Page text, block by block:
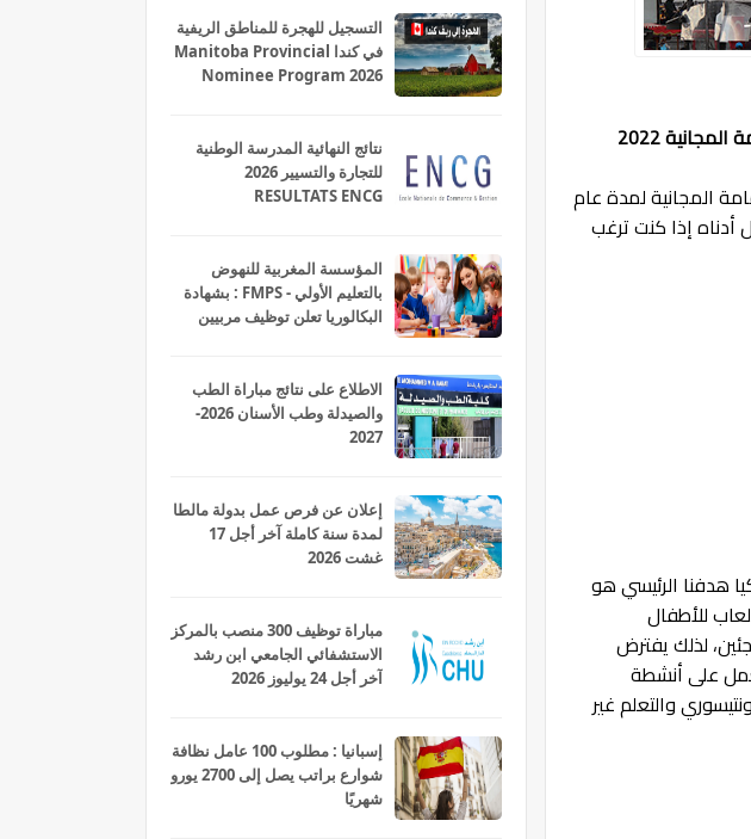
2022
المجانية لمدة عام
أدناه إذا كنت ترغب
هدفنا الرئيسي هو
للأطفال
لذلك يفترض
على أنشطة
والتعلم غير
التسجيل للهجرة للمناطق الريفية
في كندا Manitoba Provincial
Nominee Program 2026
نتائج النهائية المدرسة الوطنية
للتجارة والتسيير 2026
RESULTATS ENCG
المؤسسة المغربية للنهوض
بالتعليم الأولي - FMPS : بشهادة
البكالوريا تعلن توظيف مربيين
الاطلاع على نتائج مباراة الطب
والصيدلة وطب الأسنان 2026-
2027
إعلان عن فرص عمل بدولة مالطا
لمدة سنة كاملة آخر أجل 17
غشت 2026
مباراة توظيف 300 منصب بالمركز
الاستشفائي الجامعي ابن رشد
آخر أجل 24 يوليوز 2026
إسبانيا : مطلوب 100 عامل نظافة
شوارع براتب يصل إلى 2700 يورو
شهريًا